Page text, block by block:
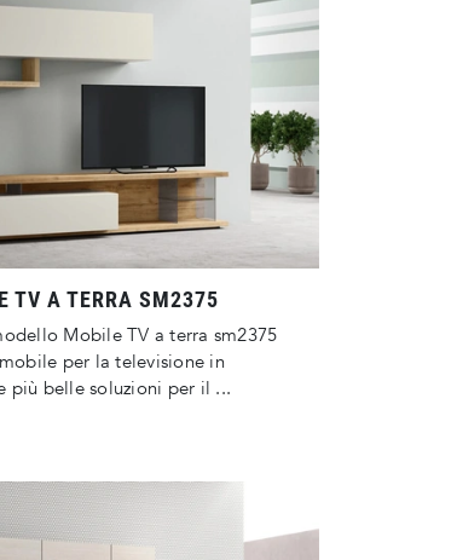
TV A TERRA SM2375
Mobile TV a terra sm2375
per la televisione in
più belle soluzioni per il ...